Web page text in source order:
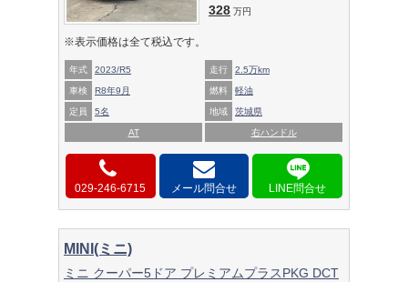
328 万円
※表示価格は全て税込です。
年式 2023/R5 走行 2.5万km
車検 R8年9月 燃料 軽油
定員 5名 地域 茨城県
AT 右ハンドル
029-246-6715 メール問合せ
MINI(ミニ)
ミニ クーパー5ドア プレミアムプラスPKG DCT